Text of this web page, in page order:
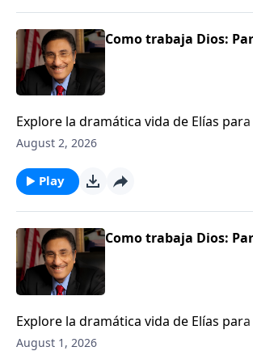
Como trabaja Dios:
Explore la dramática vida de Elías
ilustración de cómo Dios trabaja detrás
August 2, 2026
Play
Como trabaja Dios:
Explore la dramática vida de Elías
ilustración de cómo Dios trabaja detrás
August 1, 2026